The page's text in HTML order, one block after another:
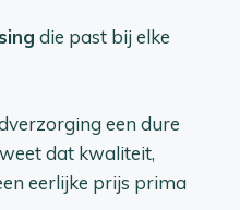
die past bij elke
een dure
dat kwaliteit,
eerlijke prijs prima